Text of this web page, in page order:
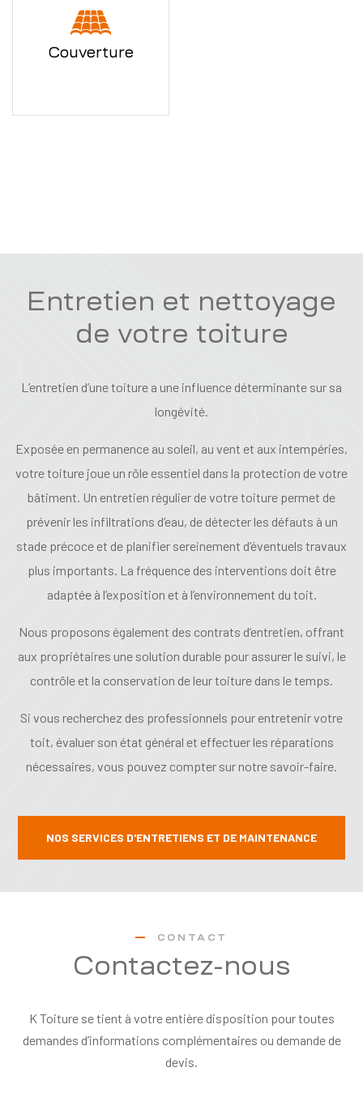
Couverture
Entretien et nettoyage
de votre toiture
L’entretien d’une toiture a une influence déterminante sur sa
longévité.
Exposée en permanence au soleil, au vent et aux intempéries,
votre toiture joue un rôle essentiel dans la protection de votre
bâtiment. Un entretien régulier de votre toiture permet de
prévenir les infiltrations d’eau, de détecter les défauts à un
stade précoce et de planifier sereinement d’éventuels travaux
plus importants. La fréquence des interventions doit être
adaptée à l’exposition et à l’environnement du toit.
Nous proposons également des contrats d’entretien, offrant
aux propriétaires une solution durable pour assurer le suivi, le
contrôle et la conservation de leur toiture dans le temps.
Si vous recherchez des professionnels pour entretenir votre
toit, évaluer son état général et effectuer les réparations
nécessaires, vous pouvez compter sur notre savoir-faire.
NOS SERVICES D'ENTRETIENS ET DE MAINTENANCE
CONTACT
Contactez-nous
K Toiture se tient à votre entière disposition pour toutes
demandes d’informations complémentaires ou demande de
devis.